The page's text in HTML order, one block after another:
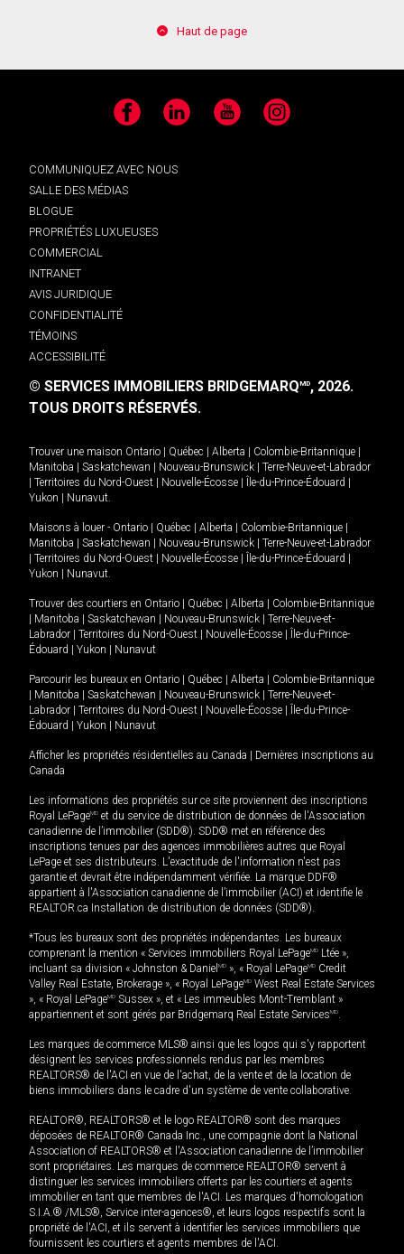
Haut de page
Facebook LinkedIn YouTube Instagram
COMMUNIQUEZ AVEC NOUS
SALLE DES MÉDIAS
BLOGUE
PROPRIÉTÉS LUXUEUSES
COMMERCIAL
INTRANET
AVIS JURIDIQUE
CONFIDENTIALITÉ
TÉMOINS
ACCESSIBILITÉ
© SERVICES IMMOBILIERS BRIDGEMARQMD, 2026.
TOUS DROITS RÉSERVÉS.
Trouver une maison Ontario Québec Alberta Colombie-Britannique
Manitoba
Saskatchewan Nouveau-Brunswick
Terre-Neuve-et-Labrador
Territoires du Nord-Ouest Nouvelle-Écosse Île-du-Prince-Édouard
Yukon
Nunavut.
Maisons à louer - Ontario Québec Alberta Colombie-Britannique
Manitoba
Saskatchewan Nouveau-Brunswick
Terre-Neuve-et-Labrador
Territoires du Nord-Ouest Nouvelle-Écosse Île-du-Prince-Édouard
Yukon
Nunavut.
Trouver des courtiers en Ontario Québec Alberta
Colombie-Britannique
Manitoba Saskatchewan Nouveau-Brunswick
Terre-Neuve-et-
Labrador
Territoires du Nord-Ouest Nouvelle-Écosse
Île-du-Prince-
Édouard
Yukon Nunavut
Parcourir les bureaux en Ontario Québec Alberta
Colombie-Britannique
Manitoba Saskatchewan Nouveau-Brunswick
Terre-Neuve-et-
Labrador
Territoires du Nord-Ouest Nouvelle-Écosse
Île-du-Prince-
Édouard
Yukon Nunavut
Afficher les propriétés résidentielles au Canada
Dernières inscriptions au
Canada
Les informations des propriétés sur ce site proviennent des inscriptions
Royal LePageMD et du service de distribution de données de l'Association
canadienne de l’immobilier (SDD®). SDD® met en référence des
inscriptions tenues par des agences immobilières autres que Royal
LePage et ses distributeurs. L'exactitude de l'information n'est pas
garantie et devrait être indépendamment vérifiée. La marque DDF®
appartient à l'Association canadienne de l’immobilier (ACI) et identifie le
REALTOR.ca Installation de distribution de données (SDD®).
*Tous les bureaux sont des propriétés indépendantes. Les bureaux
comprenant la mention « Services immobiliers Royal LePageMD Ltée »,
incluant sa division « Johnston & Daniel MD », « Royal LePageMD Credit
Valley Real Estate, Brokerage », « Royal LePageMD West Real Estate Services
», « Royal LePageMD Sussex », et « Les immeubles Mont-Tremblant »
appartiennent et sont gérés par Bridgemarq Real Estate ServicesMD.
Les marques de commerce MLS® ainsi que les logos qui s'y rapportent
désignent les services professionnels rendus par les membres
REALTORS® de l'ACI en vue de l'achat, de la vente et de la location de
biens immobiliers dans le cadre d'un système de vente collaborative.
REALTOR®, REALTORS® et le logo REALTOR® sont des marques
déposées de REALTOR® Canada Inc., une compagnie dont la National
Association of REALTORS® et l'Association canadienne de l’immobilier
sont propriétaires. Les marques de commerce REALTOR® servent à
distinguer les services immobiliers offerts par les courtiers et agents
immobilier en tant que membres de l'ACI. Les marques d'homologation
S.I.A.® /MLS®, Service inter-agences®, et leurs logos respectifs sont la
propriété de l'ACI, et ils servent à identifier les services immobiliers que
fournissent les courtiers et agents membres de l'ACI.